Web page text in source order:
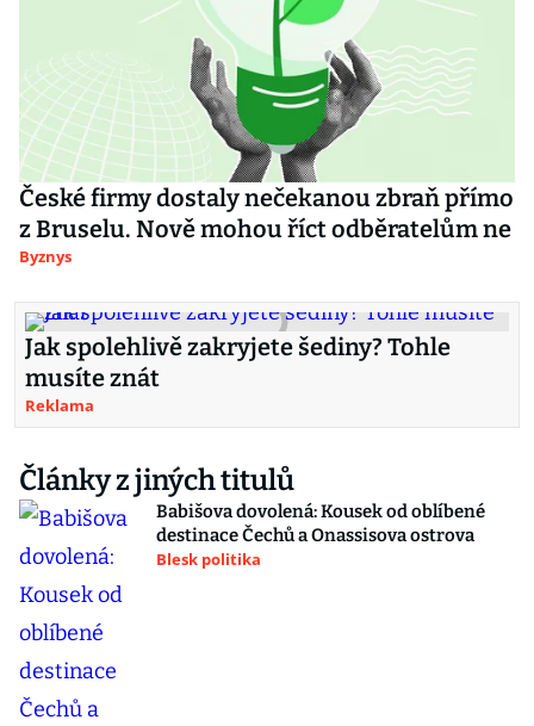
České firmy dostaly nečekanou zbraň přímo
z Bruselu. Nově mohou říct odběratelům ne
Byznys
Jak spolehlivě zakryjete šediny? Tohle
musíte znát
Reklama
Články z jiných titulů
Babišova dovolená: Kousek od oblíbené
destinace Čechů a Onassisova ostrova
Blesk politika